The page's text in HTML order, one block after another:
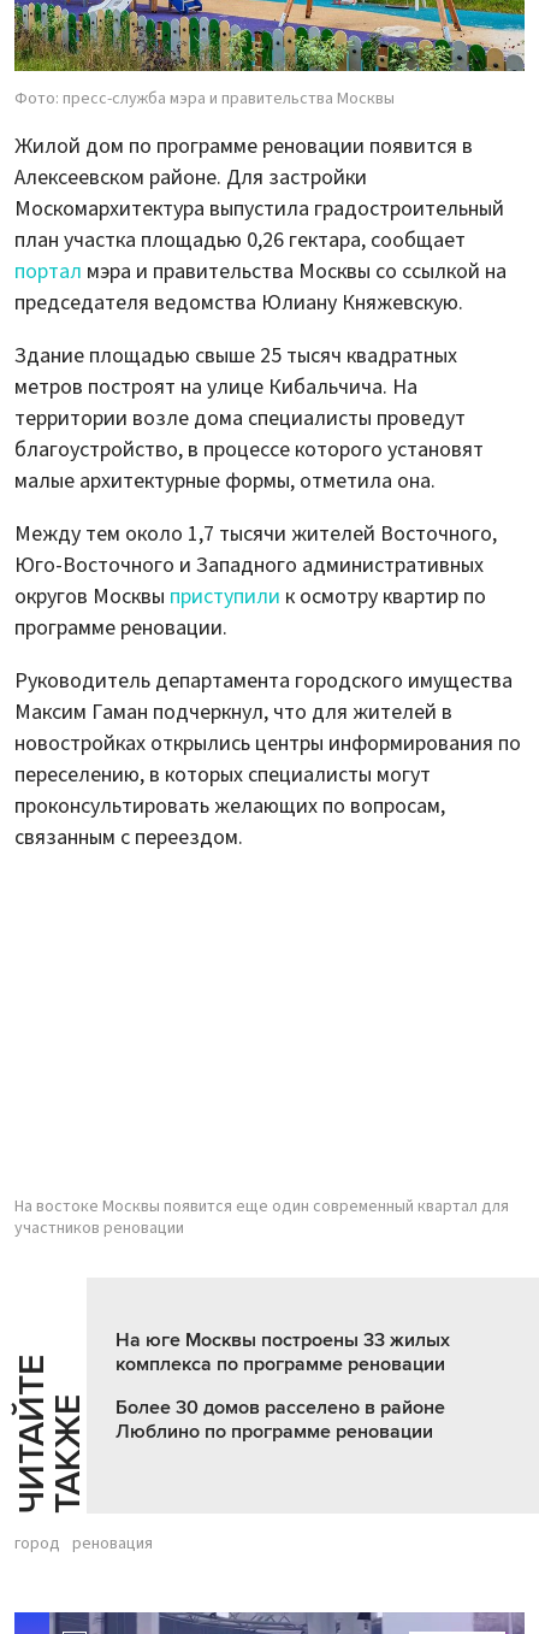
Фото: пресс-служба мэра и правительства Москвы
Жилой дом по программе реновации появится в
Алексеевском районе. Для застройки
Москомархитектура выпустила градостроительный
план участка площадью 0,26 гектара, сообщает
портал мэра и правительства Москвы со ссылкой на
председателя ведомства Юлиану Княжевскую.
Здание площадью свыше 25 тысяч квадратных
метров построят на улице Кибальчича. На
территории возле дома специалисты проведут
благоустройство, в процессе которого установят
малые архитектурные формы, отметила она.
Между тем около 1,7 тысячи жителей Восточного,
Юго-Восточного и Западного административных
округов Москвы приступили к осмотру квартир по
программе реновации.
Руководитель департамента городского имущества
Максим Гаман подчеркнул, что для жителей в
новостройках открылись центры информирования по
переселению, в которых специалисты могут
проконсультировать желающих по вопросам,
связанным с переездом.
На востоке Москвы появится еще один современный квартал для
участников реновации
Ч
И
Т
АЙ
Т
Е
Т
А
К
ЖЕ
На юге Москвы построены 33 жилых
комплекса по программе реновации
Более 30 домов расселено в районе
Люблино по программе реновации
город реновация